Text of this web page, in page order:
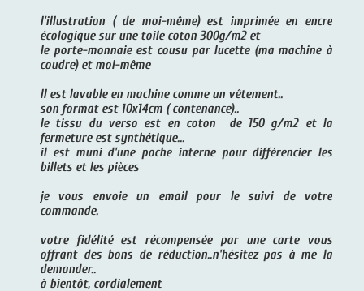
l'illustration ( de moi-même) est imprimée en encre
écologique sur une toile coton 300g/m2 et
le porte-monnaie est cousu par lucette (ma machine à
coudre) et moi-même
Il est lavable en machine comme un vêtement..
son format est 10x14cm ( contenance)..
le tissu du verso est en coton de 150 g/m2 et la
fermeture est synthétique...
il est muni d'une poche interne pour différencier les
billets et les pièces
je vous envoie un email pour le suivi de votre
commande.
votre fidélité est récompensée par une carte vous
offrant des bons de réduction..n'hésitez pas à me la
demander..
à bientôt, cordialement